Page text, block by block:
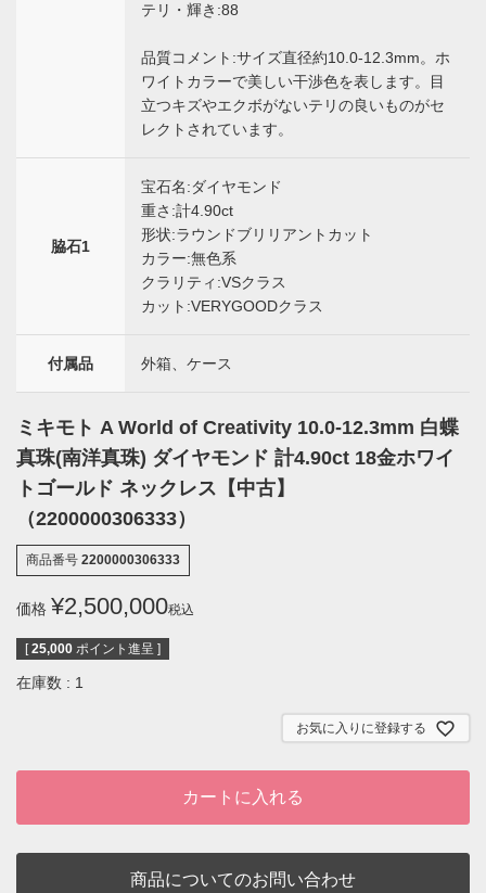
テリ・輝き:88
品質コメント:サイズ直径約10.0-12.3mm。ホ
ワイトカラーで美しい干渉色を表します。目
立つキズやエクボがないテリの良いものがセ
レクトされています。
脇石1
宝石名:ダイヤモンド
重さ:計4.90ct
形状:ラウンドブリリアントカット
カラー:無色系
クラリティ:VSクラス
カット:VERYGOODクラス
付属品 外箱、ケース
ミキモト A World of Creativity 10.0-12.3mm 白蝶
真珠(南洋真珠) ダイヤモンド 計4.90ct 18金ホワイ
トゴールド ネックレス【中古】
（2200000306333）
商品番号 2200000306333
価格 ¥2,500,000税込
[ 25,000 ポイント進呈 ]
在庫数 1
お気に入りに登録する
カートに入れる
商品についてのお問い合わせ